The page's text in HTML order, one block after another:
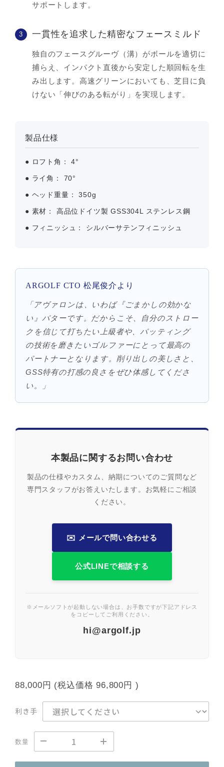
サポートします。
3 一貫性を追求した精密なフェースミルド
独自のフェースグルーヴ（溝）がボールを適切に
捕らえ、インパクト直後から安定した順回転を生
み出します。高速グリーンにおいても、芝目に負
けない「伸びのある転がり」を実現します。
製品仕様
● ロフト角： 4°
● ライ角： 70°
● ヘッド重量： 350g
● 素材： 高品位ドイツ製 GSS304L ステンレス鋼
● フィニッシュ： シルバーサテンフィニッシュ
ARGOLF CTO 松尾俊介より
「アヴァロンは、いわば『ごまかしの効かな
い』パターです。だからこそ、自分のストロー
クを信じて打ちたい上級者や、パッティング
の技術を磨きたいゴルファーにとって最高の
パートナーとなります。削り出しの美しさと、
GSS特有の打感の良さをぜひ体感してくださ
い。」
本製品に関するお問い合わせ
製品の仕様やカスタム、納期についてのご質問など
専門スタッフがお答えいたします。お気軽にご相談
ください。
✉️ メールで問い合わせる
公式LINEで相談する
※メールソフトが起動しない場合は、お手数ですが下記アドレス
をコピーしてご利用ください。
hi@argolf.jp
88,000円 (税込価格96,800円 )
利き手
数量